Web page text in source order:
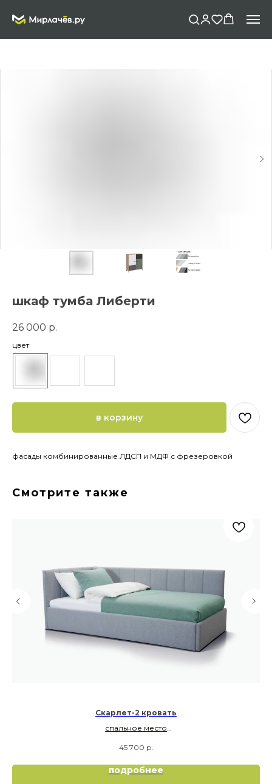
шкаф тумба Либерти
26 000 р.
цвет
в корзину
фасады комбинированные ЛДСП и МДФ с фрезеровкой
Смотрите также
Скарлет-2 кровать
спальное место
45 700 р.
подробнее